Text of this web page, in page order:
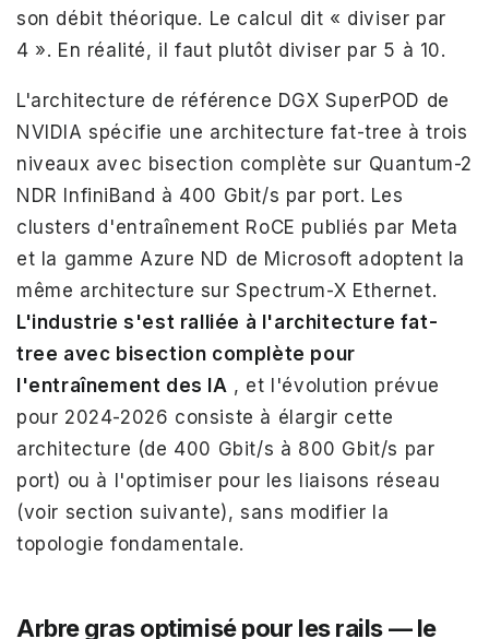
son débit théorique. Le calcul dit « diviser par
4 ». En réalité, il faut plutôt diviser par 5 à 10.
L'architecture de référence DGX SuperPOD de
NVIDIA spécifie une architecture fat-tree à trois
niveaux avec bisection complète sur Quantum-2
NDR InfiniBand à 400 Gbit/s par port. Les
clusters d'entraînement RoCE publiés par Meta
et la gamme Azure ND de Microsoft adoptent la
même architecture sur Spectrum-X Ethernet.
L'industrie s'est ralliée à l'architecture fat-
tree avec bisection complète pour
l'entraînement des IA , et l'évolution prévue
pour 2024-2026 consiste à élargir cette
architecture (de 400 Gbit/s à 800 Gbit/s par
port) ou à l'optimiser pour les liaisons réseau
(voir section suivante), sans modifier la
topologie fondamentale.
Arbre gras optimisé pour les rails — le